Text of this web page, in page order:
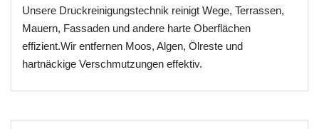
Unsere Druckreinigungstechnik reinigt Wege, Terrassen,
Mauern, Fassaden und andere harte Oberflächen
effizient.Wir entfernen Moos, Algen, Ölreste und
hartnäckige Verschmutzungen effektiv.